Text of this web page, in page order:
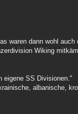
waren dann wohl
Wiking
eigene SS Divisionen."
albanische,